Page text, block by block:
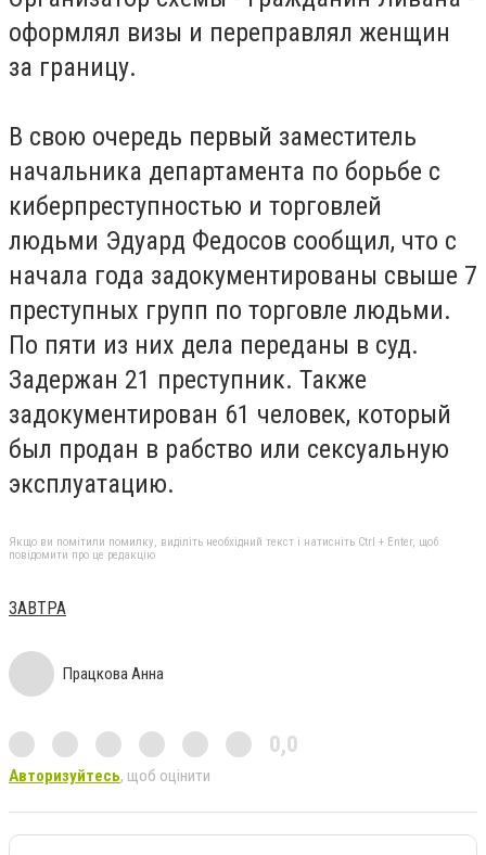
оформлял визы и переправлял женщин
за границу.
В свою очередь первый заместитель
начальника департамента по борьбе с
киберпреступностью и торговлей
людьми Эдуард Федосов сообщил, что с
начала года задокументированы свыше 7
преступных групп по торговле людьми.
По пяти из них дела переданы в суд.
Задержан 21 преступник. Также
задокументирован 61 человек, который
был продан в рабство или сексуальную
эксплуатацию.
Якщо ви помітили помилку, виділіть необхідний текст і натисніть Ctrl + Enter, щоб
повідомити про це редакцію
ЗАВТРА
Працкова Анна
0,0
Авторизуйтесь, щоб оцінити